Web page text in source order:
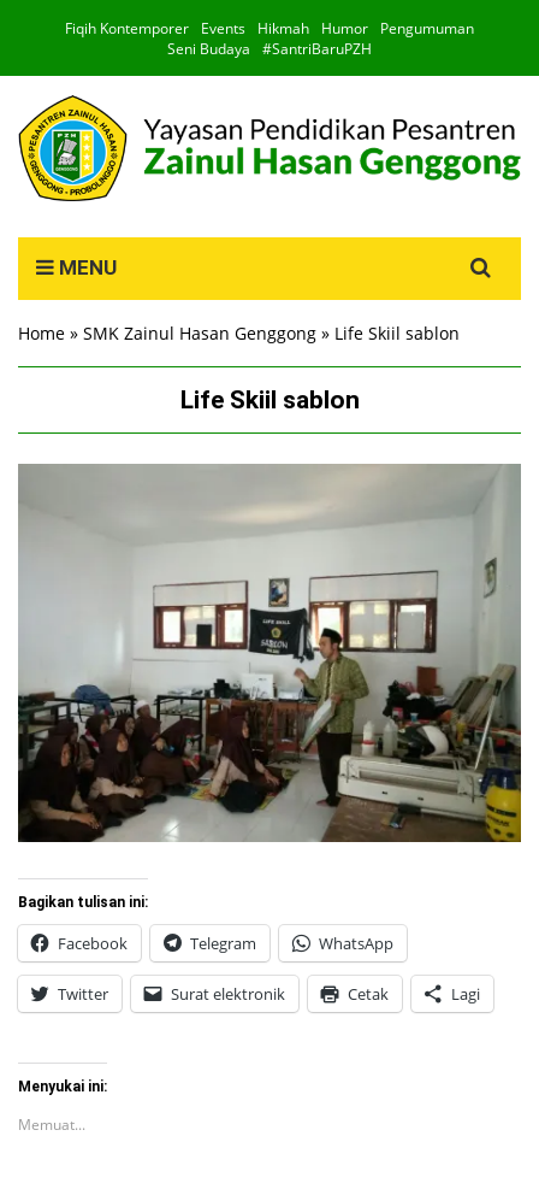
Fiqih Kontemporer Events Hikmah Humor
Pengumuman
Seni Budaya
#SantriBaruPZH
MENU
for:
Home » SMK Zainul Hasan Genggong » Life Skiil sablon
Life Skiil sablon
Bagikan tulisan ini:
Facebook Telegram WhatsApp
Twitter Surat elektronik Cetak Lagi
Menyukai ini:
Memuat...